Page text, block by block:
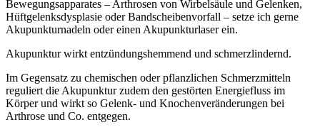
Bewegungsapparates – Arthrosen von Wirbelsäule und Gelenken,
Hüftgelenksdysplasie oder Bandscheibenvorfall – setze ich gerne
Akupunkturnadeln oder einen Akupunkturlaser ein.
Akupunktur wirkt entzündungshemmend und schmerzlindernd.
Im Gegensatz zu chemischen oder pflanzlichen Schmerzmitteln
reguliert die Akupunktur zudem den gestörten Energiefluss im
Körper und wirkt so Gelenk- und Knochenveränderungen bei
Arthrose und Co. entgegen.